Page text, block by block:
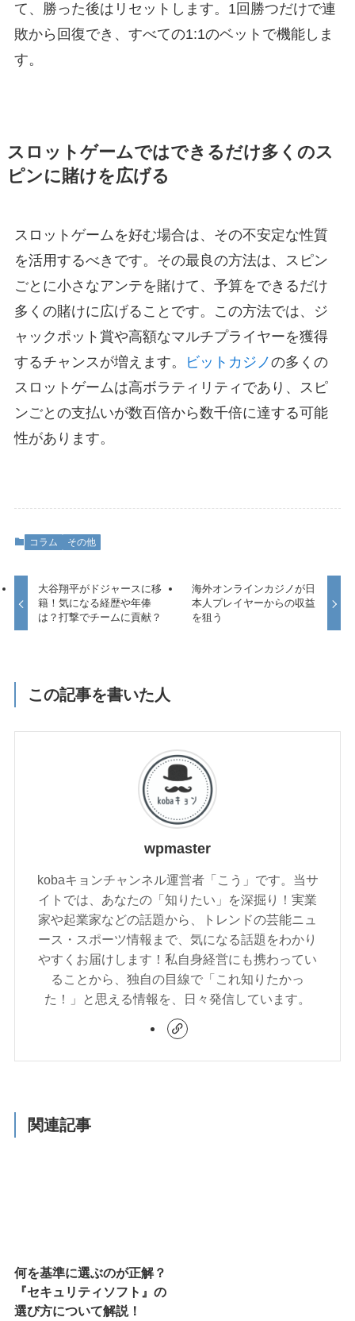
て、勝った後はリセットします。1回勝つだけで連
敗から回復でき、すべての1:1のベットで機能しま
す。
スロットゲームではできるだけ多くのス
ピンに賭けを広げる
スロットゲームを好む場合は、その不安定な性質
を活用するべきです。その最良の方法は、スピン
ごとに小さなアンテを賭けて、予算をできるだけ
多くの賭けに広げることです。この方法では、ジ
ャックポット賞や高額なマルチプライヤーを獲得
するチャンスが増えます。
ビットカジノの多くの
スロットゲームは高ボラティリティであり、スピ
ンごとの支払いが数百倍から数千倍に達する可能
性があります。
コラム その他
大谷翔平がドジャースに移
籍！気になる経歴や年俸
は？打撃でチームに貢献？
海外オンラインカジノが日
本人プレイヤーからの収益
を狙う
この記事を書いた人
wpmaster
kobaキョンチャンネル運営者「こう」です。当サ
イトでは、あなたの「知りたい」を深掘り！実業
家や起業家などの話題から、トレンドの芸能ニュ
ース・スポーツ情報まで、気になる話題をわかり
やすくお届けします！私自身経営にも携わってい
ることから、独自の目線で「これ知りたかっ
た！」と思える情報を、日々発信しています。
関連記事
何を基準に選ぶのが正解？
『セキュリティソフト』の
選び方について解説！